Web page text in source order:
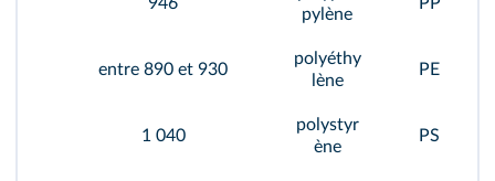
pylène
entre 890 et 930
polyéthy
lène
PE
1 040
polystyr
ène
PS